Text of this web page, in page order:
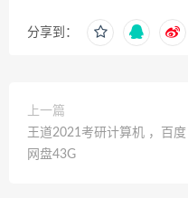
分享到：
上一篇
王道2021考研计算机 ，百度
网盘43G